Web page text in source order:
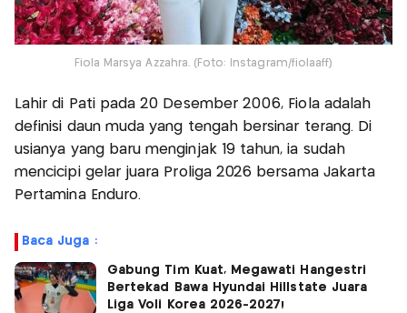
Fiola Marsya Azzahra. (Foto: Instagram/fiolaaff)
Lahir di Pati pada 20 Desember 2006, Fiola adalah
definisi daun muda yang tengah bersinar terang. Di
usianya yang baru menginjak 19 tahun, ia sudah
mencicipi gelar juara Proliga 2026 bersama Jakarta
Pertamina Enduro.
Baca Juga :
Gabung Tim Kuat, Megawati Hangestri
Bertekad Bawa Hyundai Hillstate Juara
Liga Voli Korea 2026-2027!